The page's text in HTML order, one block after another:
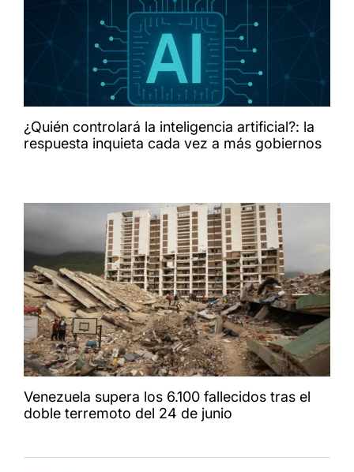
¿Quién controlará la inteligencia artificial?: la
respuesta inquieta cada vez a más gobiernos
Venezuela supera los 6.100 fallecidos tras el
doble terremoto del 24 de junio